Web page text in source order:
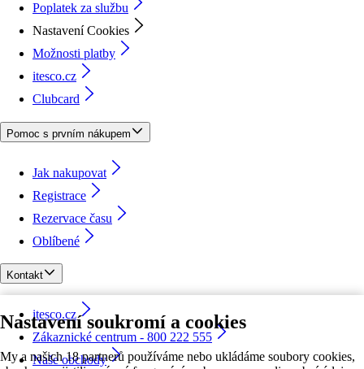
Nastavení soukromí a cookies
My a našich 18 partnerů používáme nebo ukládáme soubory cookies,
Poplatek za službu
Nastavení Cookies
Možnosti platby
itesco.cz
Clubcard
Pomoc s prvním nákupem
Jak nakupovat
Registrace
Rezervace času
Oblíbené
Kontakt
itesco.cz
Zákaznické centrum - 800 222 555
Naše obchody